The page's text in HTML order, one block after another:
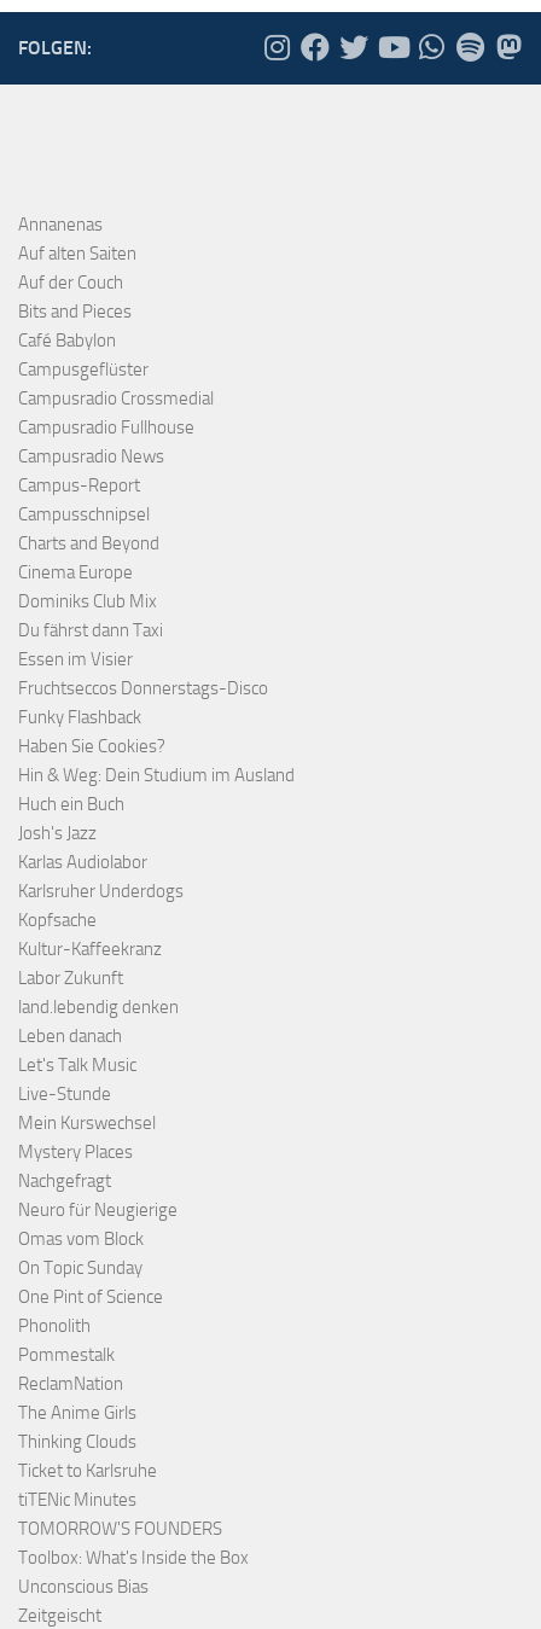
FOLGEN:
Annanenas
Auf alten Saiten
Auf der Couch
Bits and Pieces
Café Babylon
Campusgeflüster
Campusradio Crossmedial
Campusradio Fullhouse
Campusradio News
Campus-Report
Campusschnipsel
Charts and Beyond
Cinema Europe
Dominiks Club Mix
Du fährst dann Taxi
Essen im Visier
Fruchtseccos Donnerstags-Disco
Funky Flashback
Haben Sie Cookies?
Hin & Weg: Dein Studium im Ausland
Huch ein Buch
Josh's Jazz
Karlas Audiolabor
Karlsruher Underdogs
Kopfsache
Kultur-Kaffeekranz
Labor Zukunft
land.lebendig denken
Leben danach
Let's Talk Music
Live-Stunde
Mein Kurswechsel
Mystery Places
Nachgefragt
Neuro für Neugierige
Omas vom Block
On Topic Sunday
One Pint of Science
Phonolith
Pommestalk
ReclamNation
The Anime Girls
Thinking Clouds
Ticket to Karlsruhe
tiTENic Minutes
TOMORROW'S FOUNDERS
Toolbox: What's Inside the Box
Unconscious Bias
Zeitgeischt